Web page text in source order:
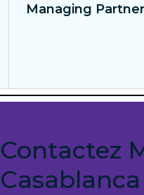
Managing Partner
Contactez
Casablanca